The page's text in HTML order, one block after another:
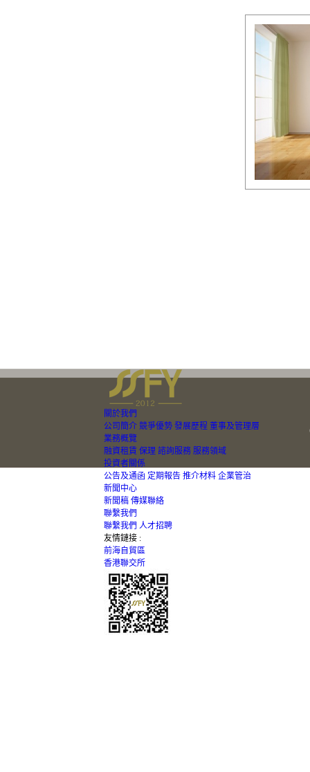
關於我們
公司簡介 競爭優勢 發展歷程 董事及管理層
業務概覽
融資租賃 保理 諮詢服務 服務領域
投資者關係
公告及通函 定期報告 推介材料 企業管治
新聞中心
新聞稿 傳媒聯絡
聯繫我們
聯繫我們 人才招聘
友情鏈接 :
前海自貿區
香港聯交所